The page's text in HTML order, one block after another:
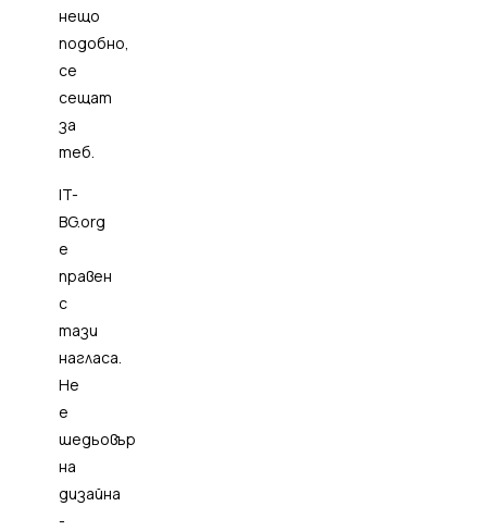
нещо
подобно,
се
сещат
за
теб.
IT-
BG.org
е
правен
с
тази
нагласа.
Не
е
шедьовър
на
дизайна
-